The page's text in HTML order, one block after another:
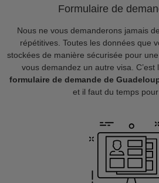
Formulaire de
Nous ne vous demanderons jamais
répétitives. Toutes les données que
stockées de manière sécurisée pour
vous demandez un autre visa. C’est
formulaire de demande de
et il faut du temps pour